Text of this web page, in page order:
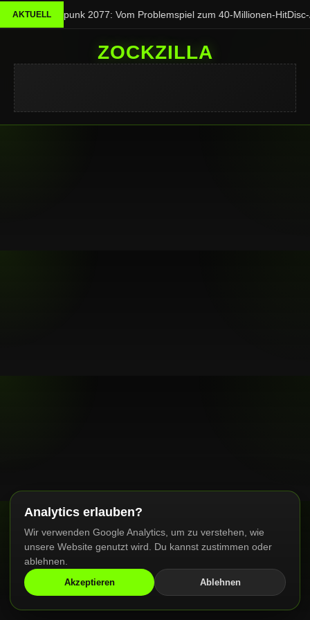
Analytics erlauben?
Wir verwenden Google Analytics, um zu verstehen, wie
unsere Website genutzt wird. Du kannst zustimmen oder
ablehnen.
Akzeptieren Ablehnen
AKTUELLCyberpunk 2077: Vom Problemspiel zum 40-Millionen-Hit
ZOCKZILLA